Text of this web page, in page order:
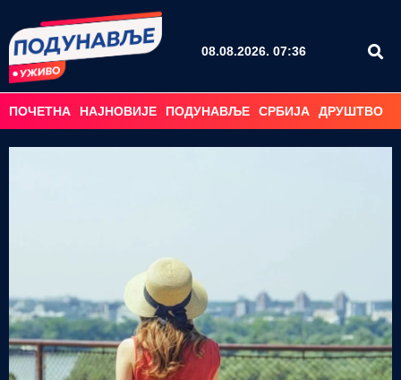
08.08.2026. 07:36
ПОЧЕТНА НАЈНОВИЈЕ ПОДУНАВЉЕ СРБИЈА ДРУШТВО